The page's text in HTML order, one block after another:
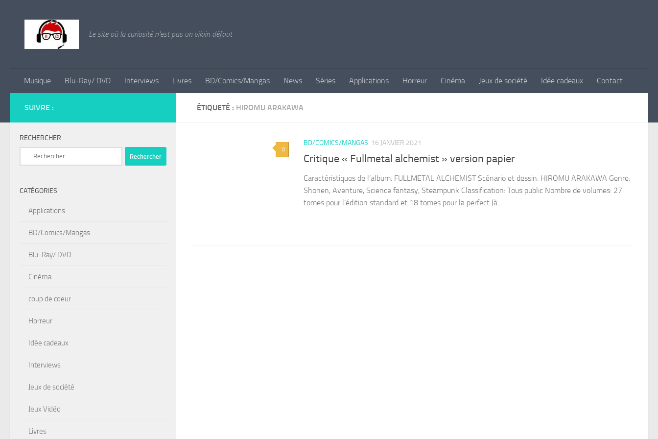
Le site où la curiosité n'est pas un vilain défaut
Musique Blu-Ray/ DVD Interviews Livres BD/Comics/Mangas News Séries Applications Horreur Cinéma Jeux de société Idée cadeaux Contact
ÉTIQUETÉ : HIROMU ARAKAWA
0
BD/COMICS/MANGAS 16 JANVIER 2021
Critique « Fullmetal alchemist » version papier
Caractéristiques de l’album: FULLMETAL ALCHEMIST Scénario et dessin: HIROMU ARAKAWA Genre:
Shonen, Aventure, Science fantasy, Steampunk Classification: Tous public Nombre de volumes: 27
tomes pour l’édition standard et 18 tomes pour la perfect (à...
SUIVRE :
RECHERCHER
Rechercher :
CATÉGORIES
Applications
BD/Comics/Mangas
Blu-Ray/ DVD
Cinéma
coup de coeur
Horreur
Idée cadeaux
Interviews
Jeux de société
Jeux Vidéo
Livres